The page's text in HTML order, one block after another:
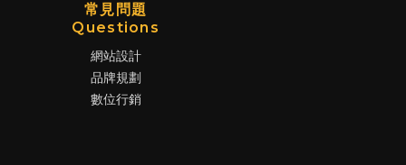
常見問題
Questions
網站設計
品牌規劃
數位行銷